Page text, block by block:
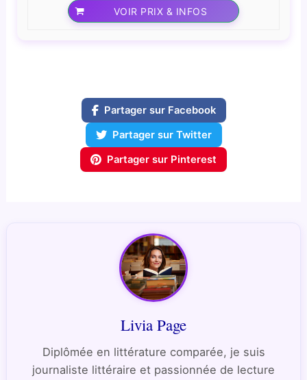
VOIR PRIX & INFOS
Partager sur Facebook
Partager sur Twitter
Partager sur Pinterest
Livia Page
Diplômée en littérature comparée, je suis
journaliste littéraire et passionnée de lecture